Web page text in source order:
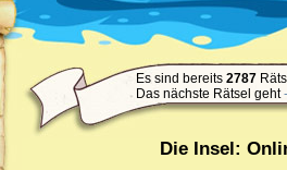
Es sind bereits 2787
Das nächste Rätsel geht
Die Insel: